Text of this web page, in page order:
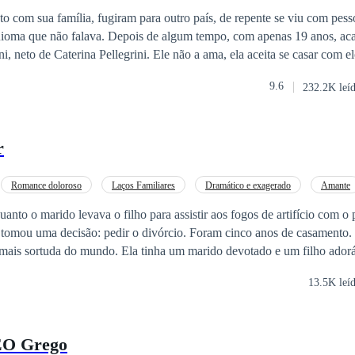
com sua família, fugiram para outro país, de repente se viu com
que não falava. Depois de algum tempo, com apenas 19 anos,
neto de Caterina Pellegrini. Ele não a ama, ela aceita se casar com
em uma união cheia de infidelidades, maus-tratos e desilusões. Depois
e voltar à luz. Talvez agora não esteja sozinha, talvez haja alguém
continuarão de pé. A vida te manda 3 amores: aquele que te ensina
era para você mas que gostaria que fosse, e aquele que você não
feridas e te fazendo feliz.
9.6 232.2K
Romance doloroso Laços Familiares Dramático e exagerado
Amante
o marido levava o filho para assistir aos fogos de artifício com o
uma decisão: pedir o divórcio. Foram cinco anos de casamento.
sortuda do mundo. Ela tinha um marido devotado e um filho
deu à luz com tanto sacrifício parecia ansioso para encontrar
13.5K
Grego